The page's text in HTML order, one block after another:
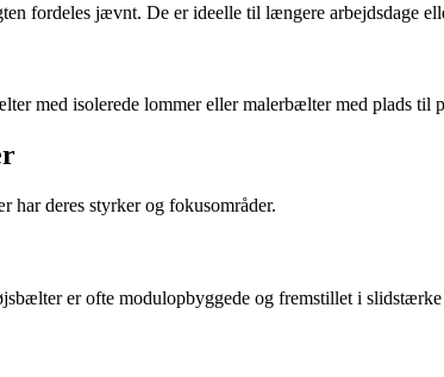
fordeles jævnt. De er ideelle til længere arbejdsdage
med isolerede lommer eller malerbælter med plads til
deres styrker og fokusområder.
er ofte modulopbyggede og fremstillet i slidstærke